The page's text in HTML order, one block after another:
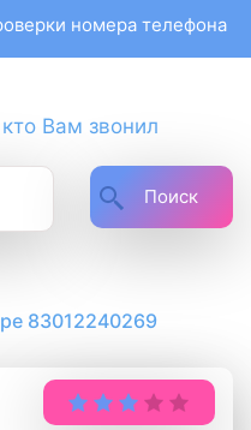
номера телефона
Вам звонил
Поиск
83012240269